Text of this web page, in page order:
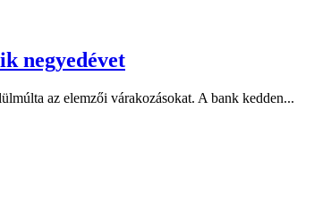
negyedévet
az elemzői várakozásokat. A bank kedden...